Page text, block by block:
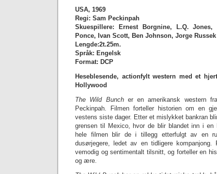
USA, 1969
Regi: Sam Peckinpah
Skuespillere: Ernest Borgnine, L.Q. Jones,
Ponce, Ivan Scott, Ben Johnson, Jorge
Lengde:2t.25m.
Språk: Engelsk
Format: DCP
Heseblesende, actionfylt western med et
Hollywood
The Wild Buncher en amerikansk western
Peckinpah. Filmen forteller historien om en
vestens siste dager. Etter et mislykket bankran
grensen til Mexico, hvor de blir blandet inn i en
hele filmen blir de i tillegg etterfulgt av en
dusørjegere, ledet av en tidligere
vemodig og sentimentalt tilsnitt, og forteller en
og ære.